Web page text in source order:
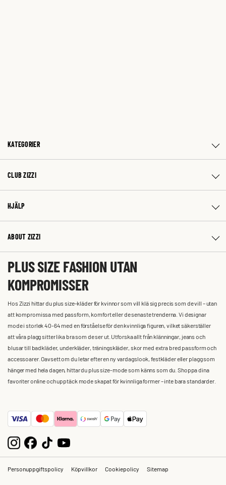
KATEGORIER
CLUB ZIZZI
HJÄLP
ABOUT ZIZZI
PLUS SIZE FASHION UTAN
KOMPROMISSER
Hos Zizzi hittar du plus size-kläder för kvinnor som vill klä sig precis som de vill – utan
att kompromissa med passform, komfort eller de senaste trenderna. Vi designar
mode i storlek 40-64 med en förståelse för den kvinnliga figuren, vilket säkerställer
att våra plagg sitter lika bra som de ser ut. Utforska allt från klänningar, jeans och
blusar till badkläder, underkläder, träningskläder, skor med extra bred passform och
accessoarer. Oavsett om du letar efter en ny vardagslook, festkläder eller plagg som
hänger med hela dagen, hittar du plus size-mode som känns som du. Shoppa dina
favoriter online och upptäck mode skapat för kvinnliga former – inte bara standarder.
Personuppgiftspolicy Köpvillkor Cookiepolicy Sitemap